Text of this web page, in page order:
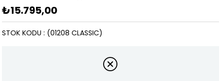
₺15.795,00
(01208 CLASSIC)
STOK KODU